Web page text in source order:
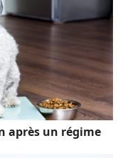
après un régime